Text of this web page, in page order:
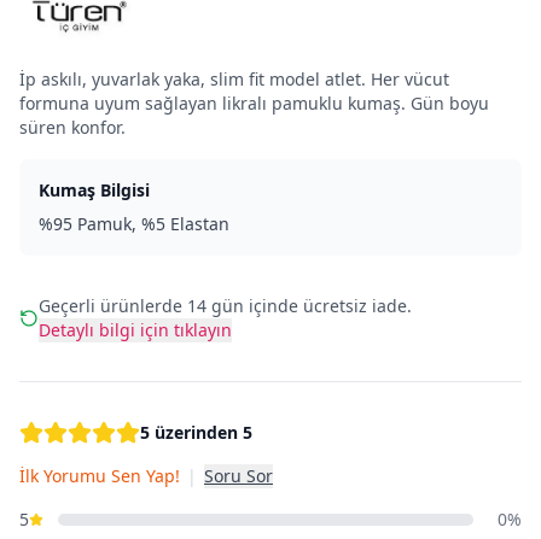
İp askılı, yuvarlak yaka, slim fit model atlet. Her vücut
formuna uyum sağlayan likralı pamuklu kumaş. Gün boyu
süren konfor.
Kumaş Bilgisi
%95 Pamuk, %5 Elastan
Geçerli ürünlerde 14 gün içinde ücretsiz iade.
Detaylı bilgi için tıklayın
5 üzerinden 5
İlk Yorumu Sen Yap! | Soru Sor
5
0%